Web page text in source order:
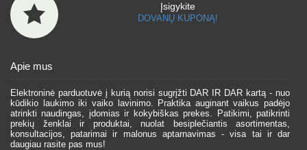
Įsigykite
DOVANŲ KUPONĄ!
Apie mus
Elektroninė parduotuvė į kurią norisi sugrįžti DAR IR DAR kartą - nuo
kūdikio laukimo iki vaiko lavinimo. Praktika auginant vaikus padėjo
atrinkti naudingas, įdomias ir kokybiškas prekes. Patikimi, patikrinti
prekių ženklai ir produktai, nuolat besiplečiantis asortimentas,
konsultacijos, patarimai ir malonus aptarnavimas - visa tai ir dar
daugiau rasite pas mus!